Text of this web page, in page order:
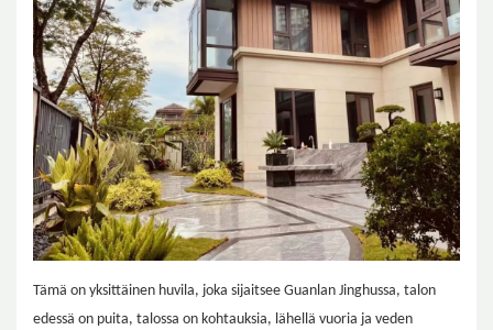
Tämä on yksittäinen huvila, joka sijaitsee Guanlan Jinghussa, talon
edessä on puita, talossa on kohtauksia, lähellä vuoria ja veden